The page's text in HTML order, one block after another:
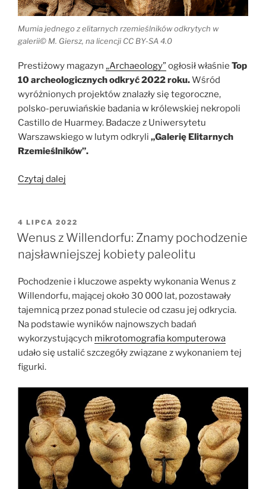
Mumia jednego z elitarnych rzemieślników odkrytych w
galerii© M. Giersz, na licencji CC BY-SA 4.0
Prestiżowy magazyn „Archaeology”ogłosił właśnie Top
10 archeologicznych odkryć 2022 roku.Wśród
wyróżnionych projektów znalazły się tegoroczne,
polsko-peruwiańskie badania w królewskiej nekropoli
Castillo de Huarmey. Badacze z Uniwersytetu
Warszawskiego w lutym odkryli „Galerię Elitarnych
Rzemieślników”.
Czytaj dalej
w
TOP
10
magazynu
„Archaeology””
OPUBLIKOWANE
W
4 LIPCA 2022
Wenus z Willendorfu: Znamy pochodzenie
najsławniejszej kobiety paleolitu
Pochodzenie i kluczowe aspekty wykonania Wenus z
Willendorfu, mającej około 30 000 lat, pozostawały
tajemnicą przez ponad stulecie od czasu jej odkrycia.
Na podstawie wyników najnowszych badań
wykorzystujących mikrotomografia komputerowa
udało się ustalić szczegóły związane z wykonaniem tej
figurki.